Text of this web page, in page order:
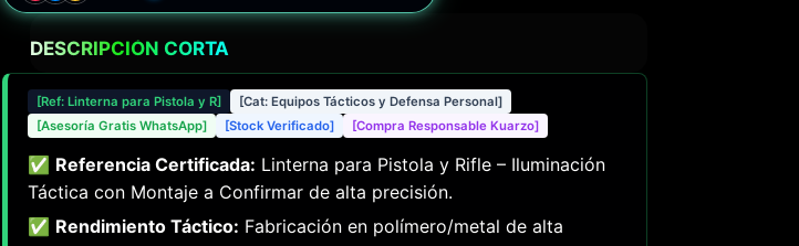
DESCRIPCIÓN CORTA
[Ref: Linterna para Pistola y R]
[Cat: Equipos Tácticos y Defensa Personal]
[Asesoría Gratis WhatsApp]
[Stock Verificado] [Compra Responsable Kuarzo]
✅ Referencia Certificada: Linterna para Pistola y Rifle – Iluminación
Táctica con Montaje a Confirmar de alta precisión.
✅ Rendimiento Táctico: Fabricación en polímero/metal de alta